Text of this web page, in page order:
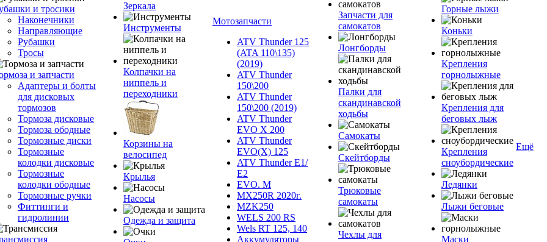
и тросики
Наконечники
Направляющие
Рубашки
Тросы
и запчасти
Адаптеры и болты
для дисковых
тормозов
Тормоза дисковые
Тормоза ободные
Тормозные диски
Тормозные
колодки дисковые
Тормозные
колодки ободные
Тормозные ручки
Фиттинги и
гидролинии
Зеркала
Инструменты
Колпачки на
ниппель и
переходники
Корзины на
велосипед
Крылья
Насосы
Одежда и защита
Мотозапчасти
ATV Thunder 125
(ATA 110\135)
(2019)
ATV Thunder
150\200
ATV Thunder
150\200 (2019)
ATV Thunder
EVO X 200
ATV Thunder
EVO(X) 125
ATV Thunder Е1/
Е2
EVO. M
MX250R 2020г.
MZK250
WELS 200 RS
Wels RT 125, 140
Аккумуляторы
Запчасти для
самокатов
Лонгборды
Палки для
скандинавской
ходьбы
Самокаты
Скейтборды
Трюковые
самокаты
Чехлы для
Горные лыжи
Коньки
Крепления
горнолыжные
Крепления для
беговых лыж
Крепления
сноубордические
Ледянки
Лыжи беговые
Маски
Ещё